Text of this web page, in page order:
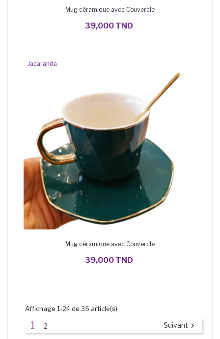
Mug céramique avec Couvercle
39,000 TND
Jacaranda
Mug céramique avec Couvercle
39,000 TND
Affichage 1-24 de 35 article(s)
1 2 Suivant 